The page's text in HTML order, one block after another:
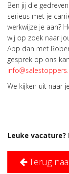
Ben jij die
serieus met je
werkwijze je aan?
wij op zoek naar
App dan met
gesprek op ons
We kijken uit naar
Leuke vacature?
Terug